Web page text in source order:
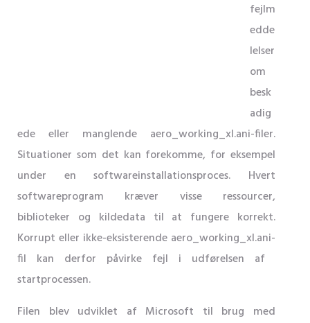
fejlm
edde
lelser
om
besk
adig
ede eller manglende aero_working_xl.ani-filer.
Situationer som det kan forekomme, for eksempel
under en softwareinstallationsproces. Hvert
softwareprogram kræver visse ressourcer,
biblioteker og kildedata til at fungere korrekt.
Korrupt eller ikke-eksisterende aero_working_xl.ani-
fil kan derfor påvirke fejl i udførelsen af ​​
startprocessen.
Filen blev udviklet af Microsoft til brug med